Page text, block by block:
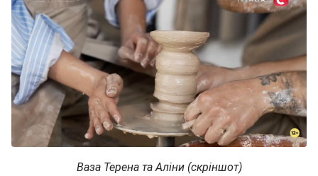
Ваза Терена та Аліни (скріншот)